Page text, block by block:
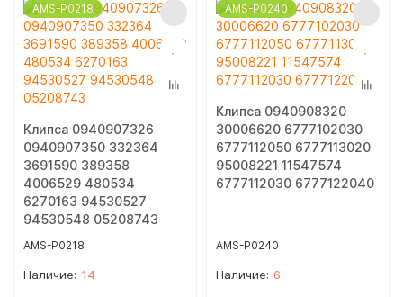
ЩЕТКИ И ДВОРНИКИ
АВТОХИМИЯ ВМП-АВТО
АВТОХИМИЯ ЛАВР
АВТОХИМИЯ ЦИНКАРЬ
ДЫМОВЫЕ ШАШКИ И УСТРАНИТЕЛИ ЗАПАХОВ
AMS-P0218
Клипса 0940907326
0940907350 332364
3691590 389358
4006529 480534
6270163 94530527
94530548 05208743
AMS-P0218
14
AMS-P0240
Клипса 0940908320
30006620 6777102030
6777112050 6777113020
95008221 11547574
6777112030 6777122040
AMS-P0240
6